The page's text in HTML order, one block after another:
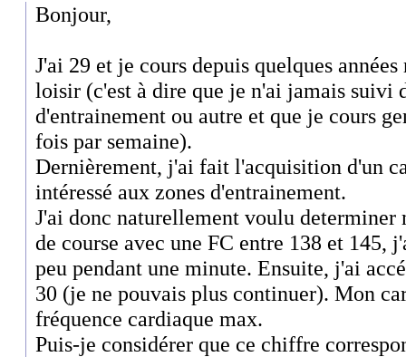
Bonjour,
J'ai 29 et je cours depuis quelques
loisir (c'est à dire que je n'ai jamais suivi
d'entrainement ou autre et que je cours
fois par semaine).
Dernièrement, j'ai fait l'acquisition d'un
intéressé aux zones d'entrainement.
J'ai donc naturellement voulu determiner
de course avec une FC entre 138 et 145,
peu pendant une minute. Ensuite, j'ai
30 (je ne pouvais plus continuer). Mon
fréquence cardiaque max.
Puis-je considérer que ce chiffre